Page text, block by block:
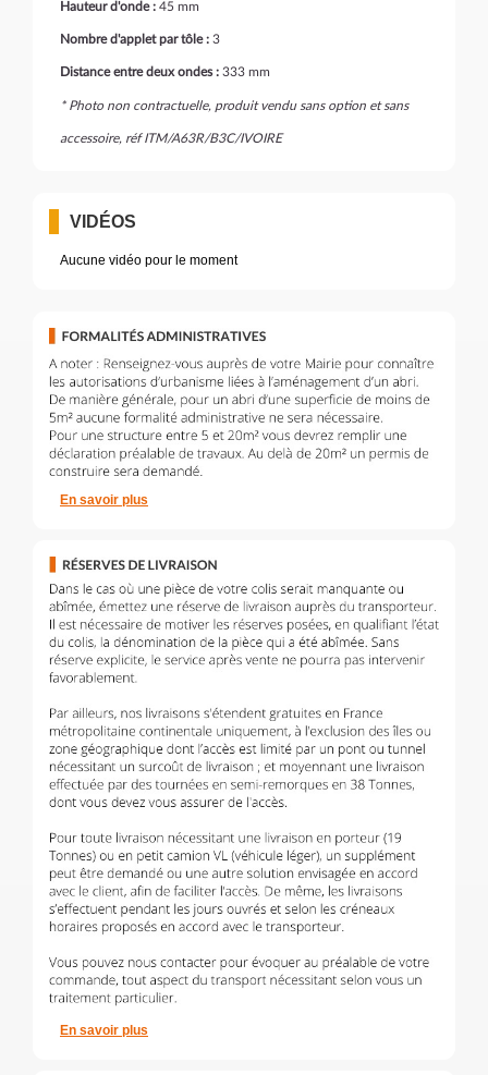
Hauteur d'onde : 45 mm
Nombre d'applet par tôle : 3
Distance entre deux ondes : 333 mm
* Photo non contractuelle, produit vendu sans option et sans
accessoire, réf ITM/A63R/B3C/IVOIRE
VIDÉOS
Aucune vidéo pour le moment
En savoir plus
En savoir plus